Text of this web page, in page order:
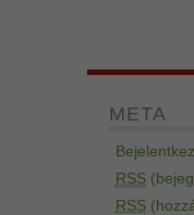
META
RSS
RSS